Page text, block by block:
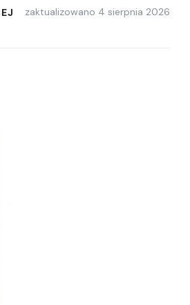
zaktualizowano 4 sierpnia 2026